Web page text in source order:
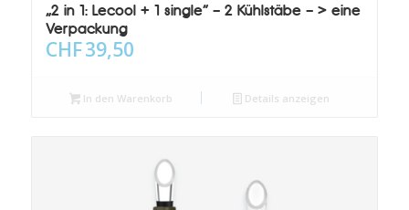
„2 in 1: Lecool + 1 single“ – 2 Kühlstäbe – > eine
Verpackung
CHF39,50
In den Warenkorb Details anzeigen